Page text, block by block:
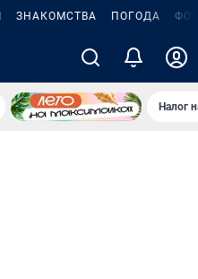
ЗНАКОМСТВА ПОГОДА
Налог